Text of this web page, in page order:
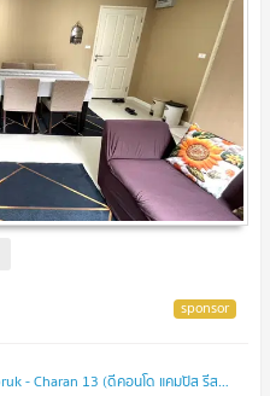
dcondo Campus Resort Ratchapruk - Charan 13 (ดีคอนโด แคมปัส รีสอร์ท ราชพฤกษ์ - จรัญฯ 13)